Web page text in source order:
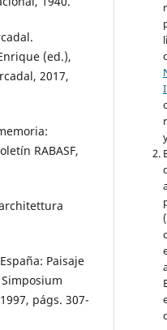
(ed.),
2017,
RABASF,
Paisaje
págs. 307-